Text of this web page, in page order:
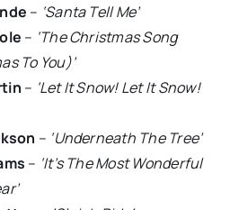
– ‘Santa Tell Me’
– ‘The Christmas Song
To You)’
– ‘Let It Snow! Let It Snow!
– ‘Underneath The Tree’
– ‘It’s The Most Wonderful